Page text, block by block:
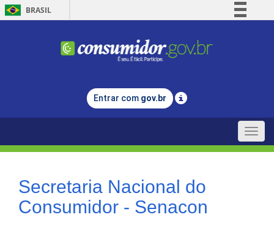
BRASIL
Comunica BR
Legislação
Entrar com gov.br
Toggle
Secretaria Nacional do
Consumidor - Senacon